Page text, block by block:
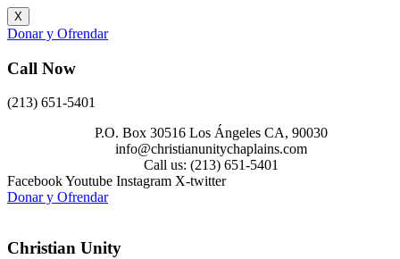
X
Donar y Ofrendar
Call Now
(213) 651-5401
P.O. Box 30516 Los Ángeles CA, 90030
info@christianunitychaplains.com
Call us: (213) 651-5401
FacebookYoutube Instagram X-twitter
Donar y Ofrendar
Christian Unity